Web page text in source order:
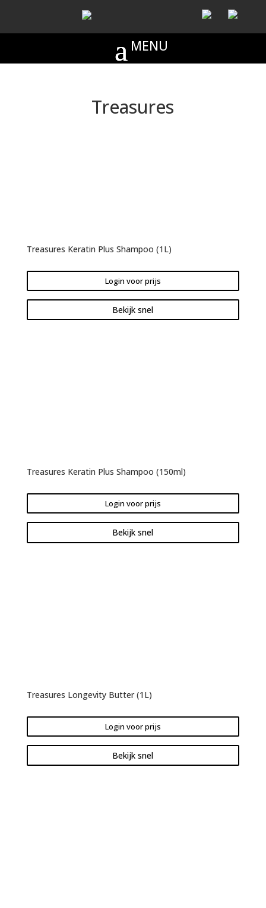
Treasures
Treasures Keratin Plus Shampoo (1L)
Login voor prijs
Bekijk snel
Treasures Keratin Plus Shampoo (150ml)
Login voor prijs
Bekijk snel
Treasures Longevity Butter (1L)
Login voor prijs
Bekijk snel